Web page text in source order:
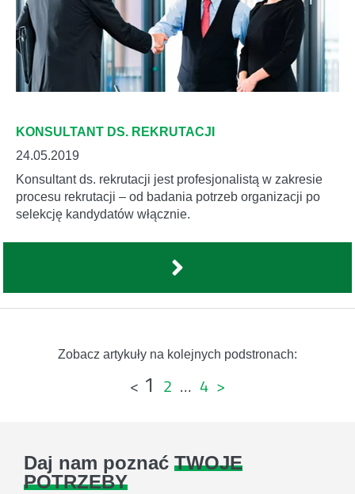
KONSULTANT DS. REKRUTACJI
24.05.2019
Konsultant ds. rekrutacji jest profesjonalistą w zakresie
procesu rekrutacji – od badania potrzeb organizacji po
selekcję kandydatów włącznie.
Zobacz artykuły na kolejnych podstronach:
< 1 2 … 4 >
Daj nam poznać TWOJE
POTRZEBY